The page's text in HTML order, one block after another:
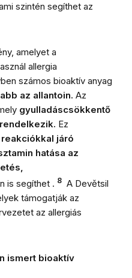
szintén segíthet az
amelyet a
allergia
számos bioaktív anyag
az allantoin. Az
gyulladáscsökkentő
Ez
járó
hatása az
is segíthet . 8 A Devětsil
támogatják az
az allergiás
ismert bioaktív